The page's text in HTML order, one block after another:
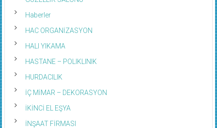
Haberler
HAC ORGANİZASYON
HALI YIKAMA
HASTANE – POLIKLINIK
HURDACILIK
İÇ MİMAR – DEKORASYON
İKİNCİ EL EŞYA
İNŞAAT FİRMASI